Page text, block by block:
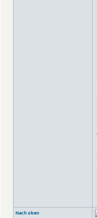
Nach oben